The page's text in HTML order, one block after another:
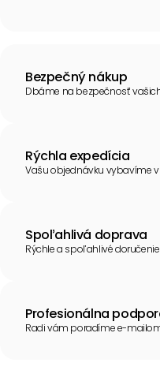
Bezpečný nákup
Dbáme na bezpečnosť
Rýchla expedícia
Vašu objednávku vybavíme
Spoľahlivá doprava
Rýchle a spoľahlivé
Profesionálna
Radi vám poradíme e-